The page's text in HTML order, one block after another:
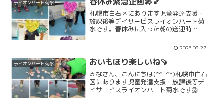
ライオンハート菊水
札幌市白石区にあります児童発達支援・
放課後等デイサービスライオンハート菊
水です。春休みに入った朝の送迎時
だ！！」👩「なに？」👧「みんなで歌っ
たりダンスをしたりライヴがしたい♡」
やりたいことは大歓迎✨やりたいこ...
2026.03.27
ライオンハート菊水 おいもほり楽しいね🍠
みなさん、こんにちは(*^_^*)札幌市白石
区にあります児童発達支援・放課後等デ
イサービスライオンハート菊水です🦁北